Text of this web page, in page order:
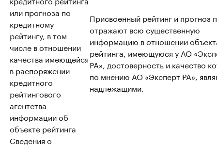
или прогноза по
кредитному
рейтингу, в том
числе в отношении
качества имеющейся
в распоряжении
кредитного
рейтингового
агентства
информации об
объекте рейтинга
Присвоенный рейтинг и прогноз
отражают всю существенную
информацию в отношении
рейтинга, имеющуюся у АО
РА», достоверность и качество
по мнению АО «Эксперт РА»,
надлежащими.
Сведения о